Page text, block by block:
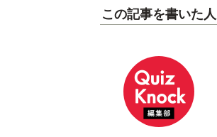
この記事を書いた人